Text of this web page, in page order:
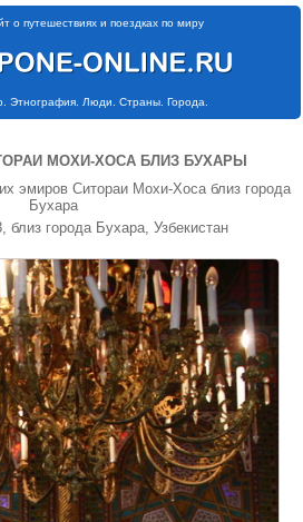
о путешествиях и поездках по миру
Этнография. Люди. Страны. Города.
МОХИ-ХОСА БЛИЗ БУХАРЫ
эмиров Ситораи Мохи-Хоса близ города
Бухара
близ города Бухара, Узбекистан